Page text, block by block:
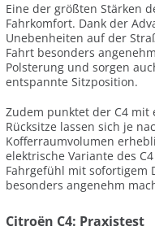
Eine der größten Stärken
Fahrkomfort. Dank der
Unebenheiten auf der
Fahrt besonders
Polsterung und sorgen
entspannte Sitzposition.
Zudem punktet der C4
Rücksitze lassen sich je
Kofferraumvolumen
elektrische Variante des
Fahrgefühl mit sofortigem
besonders angenehm
Citroën C4: Praxistest